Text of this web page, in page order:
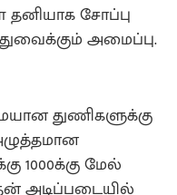
சோப்பு
அமைப்பு.
துணிகளுக்கு
மேல்
அடிப்படையில்